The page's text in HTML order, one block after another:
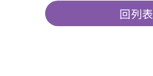
回列表